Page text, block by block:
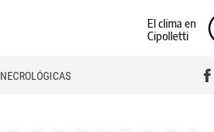
El clima en
Cipolletti
NECROLÓGICAS